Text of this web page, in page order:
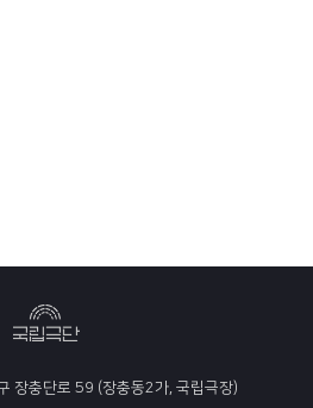
장충단로 59 (장충동2가, 국립극장)